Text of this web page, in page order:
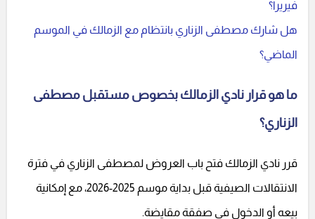
فيريرا؟
هل شارك مصطفى الزناري بانتظام مع الزمالك في الموسم
الماضي؟
ما هو قرار نادي الزمالك بخصوص مستقبل مصطفى
الزناري؟
قرر نادي الزمالك فتح باب العروض لمصطفى الزناري في فترة
الانتقالات الصيفية قبل بداية موسم 2025-2026، مع إمكانية
بيعه أو الدخول في صفقة مقايضة.